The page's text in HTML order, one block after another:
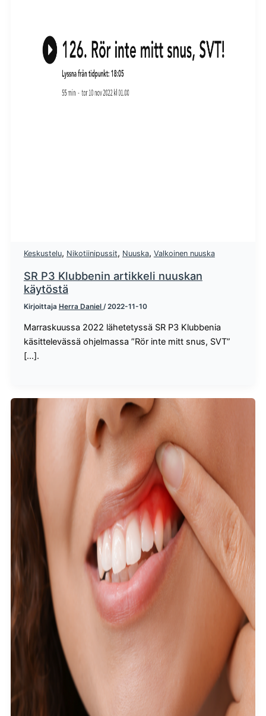
Keskustelu, Nikotiinipussit, Nuuska, Valkoinen nuuska
SR P3 Klubbenin artikkeli nuuskan
käytöstä
Kirjoittaja Herra Daniel /2022-11-10
Marraskuussa 2022 lähetetyssä SR P3 Klubbenia
käsittelevässä ohjelmassa ”Rör inte mitt snus, SVT”
[...].